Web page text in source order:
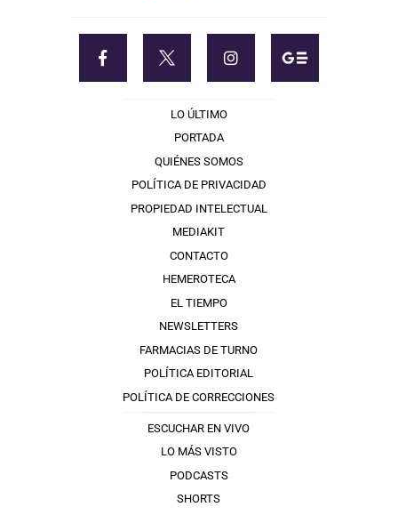
LO ÚLTIMO
PORTADA
QUIÉNES SOMOS
POLÍTICA DE PRIVACIDAD
PROPIEDAD INTELECTUAL
MEDIAKIT
CONTACTO
HEMEROTECA
EL TIEMPO
NEWSLETTERS
FARMACIAS DE TURNO
POLÍTICA EDITORIAL
POLÍTICA DE CORRECCIONES
ESCUCHAR EN VIVO
LO MÁS VISTO
PODCASTS
SHORTS